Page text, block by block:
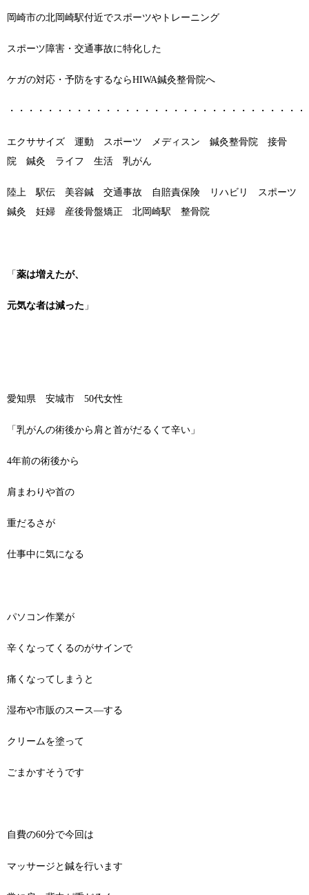
岡崎市の北岡崎駅付近でスポーツやトレーニング
スポーツ障害・交通事故に特化した
ケガの対応・予防をするならHIWA鍼灸整骨院へ
・・・・・・・・・・・・・・・・・・・・・・・・・・・・・・
エクササイズ 運動 スポーツ メディスン 鍼灸整骨院 接骨
院 鍼灸 ライフ 生活 乳がん
陸上 駅伝 美容鍼 交通事故 自賠責保険 リハビリ スポーツ
鍼灸 妊婦 産後骨盤矯正 北岡崎駅 整骨院
「薬は増えたが、
元気な者は減った 」
愛知県 安城市 50代女性
「乳がんの術後から肩と首がだるくて辛い」
4年前の術後から
肩まわりや首の
重だるさが
仕事中に気になる
パソコン作業が
辛くなってくるのがサインで
痛くなってしまうと
湿布や市販のスース―する
クリームを塗って
ごまかすそうです
自費の60分で今回は
マッサージと鍼を行います